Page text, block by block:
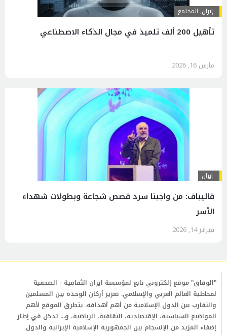
إيران, المجتمع
تأهيل 200 ألف تلميذ في مجال الذكاء الاصطناعي
مارس 16, 2026
إيران
قاليباف: من واجبنا سرد قصص شجاعة وبطولات شهداء
الأسر
فبراير 14, 2026
"الوفاق" موقع إلكتروني تابع لمؤسسة ايران الثقافية - الصحفية
لمخاطبة العالم العربي والإسلامي. تعزيز أركان الوحدة بين المسلمين
والتقارب بين الدول الإسلامية من أهم أهدافه. يتطرق الموقع لأهم
المواضيع السياسية، الإقتصادية، الثقافية، الرياضية، و... تدخل في إطار
إضفاء المزيد من الإنسجام بين الجمهورية الإسلامية الإيرانية والدول